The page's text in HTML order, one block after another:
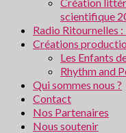
scientifique
Radio Ritournelles
Créations
Les Enfants
Rhythm and
Qui sommes nous ?
Contact
Nos Partenaires
Nous soutenir